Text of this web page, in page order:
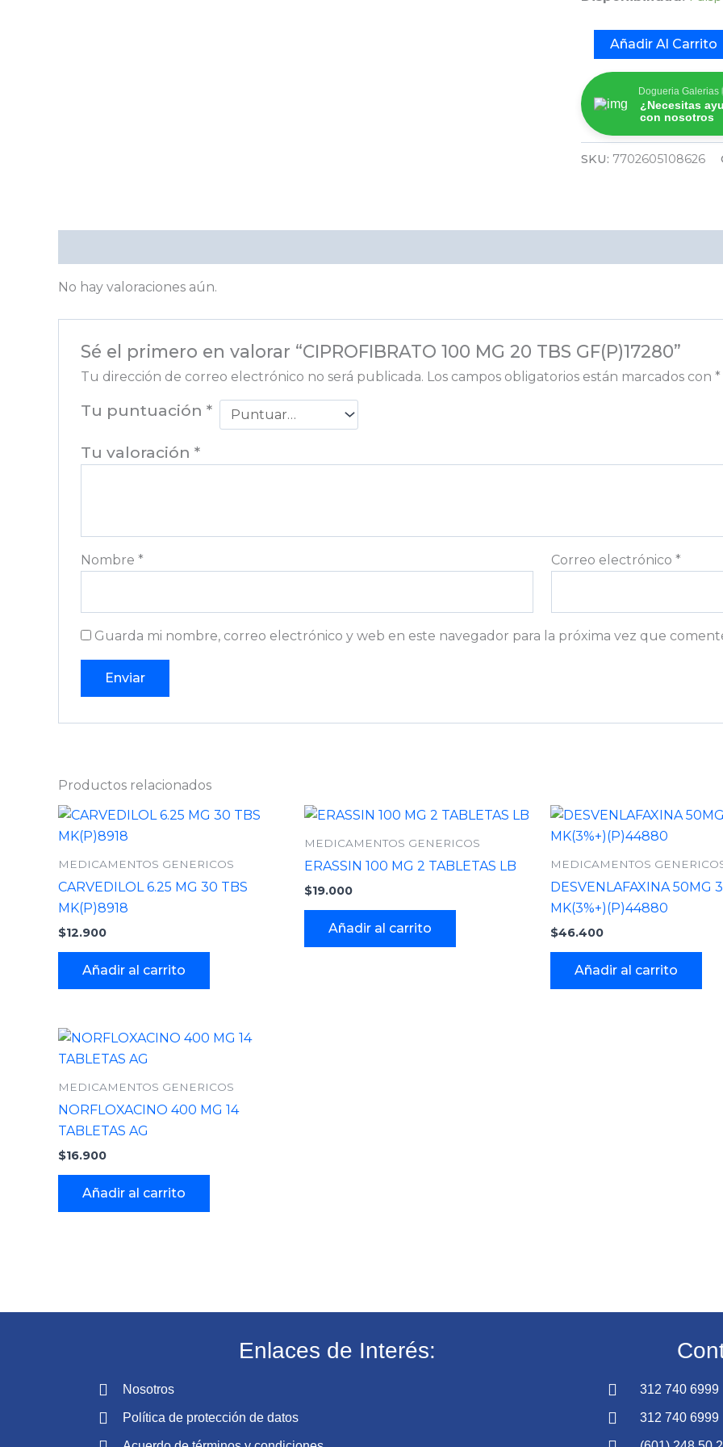
Añadir Al Carrito
Dogueria Galerias
¿Necesitas
con nosotros
SKU: 7702605108626
No hay valoraciones aún.
Sé el primero en valorar “CIPROFIBRATO 100 MG 20 TBS GF(P)17280”
Tu dirección de correo electrónico no será publicada. Los campos obligatorios están marcados con *
Tu puntuación *
Tu valoración *
Nombre * Correo electrónico*
Guarda mi nombre, correo electrónico y web en este navegador para la próxima vez que
Productos relacionados
MEDICAMENTOS GENERICOS
CARVEDILOL 6.25 MG 30 TBS
MK(P)8918
$12.900
Añadir al carrito
MEDICAMENTOS GENERICOS
ERASSIN 100 MG 2 TABLETAS LB
$19.000
Añadir al carrito
MEDICAMENTOS
DESVENLAFAXINA 50MG
MK(3%+)(P)44880
$46.400
Añadir al carrito
MEDICAMENTOS GENERICOS
NORFLOXACINO 400 MG 14
TABLETAS AG
$16.900
Añadir al carrito
Enlaces de Interés:
Nosotros
Política de protección de datos
312 740 6999
312 740 6999